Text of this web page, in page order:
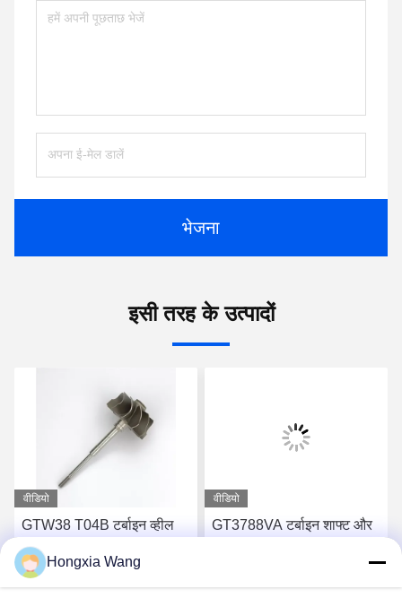
भेजना
इसी तरह के उत्पादों
वीडियो
GTW38 T04B टर्बाइन व्हील
शाफ्ट 407276-6 407276-19
446905-2 446905-5
टर्बोचार्जर के लिए
वीडियो
GT3788VA टर्बाइन शाफ्ट और
848212-5002S टर्बोचार्जर के
लिए
Hongxia Wang